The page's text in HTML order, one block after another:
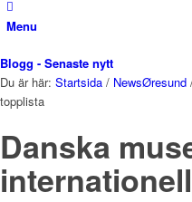
Menu
Blogg - Senaste nytt
Du är här: Startsida / NewsØresund
topplista
Danska